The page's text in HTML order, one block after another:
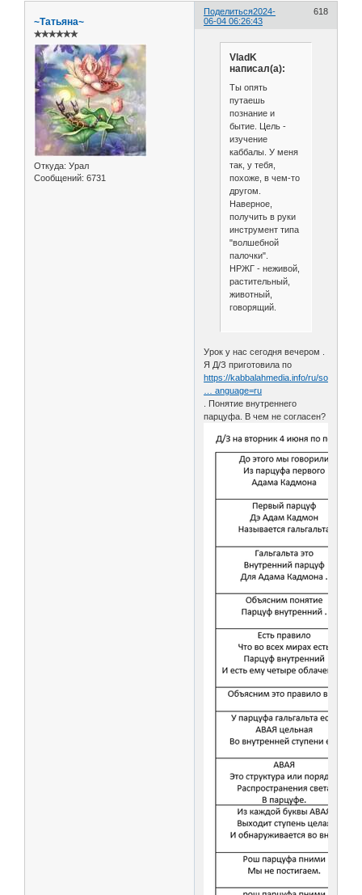
Поделиться 618
2024-
06-04 06:26:43
~Татьяна~
✯✯✯✯✯✯
Откуда: Урал
Сообщений: 6731
VladK
написал(а):
Ты опять
путаешь
познание и
бытие. Цель -
изучение
каббалы. У меня
так, у тебя,
похоже, в чем-то
другом.
Наверное,
получить в руки
инструмент типа
"волшебной
палочки".
НРЖГ - неживой,
растительный,
животный,
говорящий.
Урок у нас сегодня вечером .
Я Д/З приготовила по
https://kabbalahmedia.info/ru/sources/Q
… anguage=ru
. Понятие внутреннего
парцуфа. В чем не согласен?